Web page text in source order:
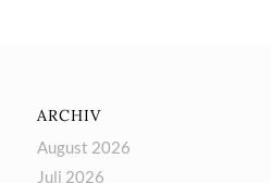
ARCHIV
August 2026
Juli 2026